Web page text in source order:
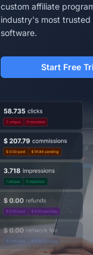
custom affiliate
industry's most trusted
software.
Start Free